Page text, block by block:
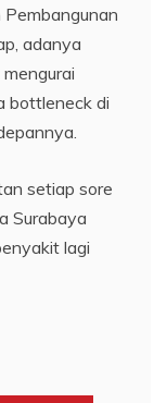
adanya
bottleneck di
setiap sore
Surabaya
lagi